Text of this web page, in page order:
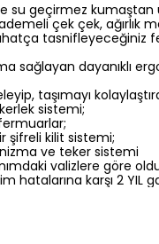
su geçirmez
çek çek, ağırlık
tasnifleyeceğiniz
sağlayan dayanıklı
taşımayı
sistemi;
fermuarlar;
şifreli kilit sistemi;
ve teker sistemi
valizlere göre
hatalarına karşı 2 YIL